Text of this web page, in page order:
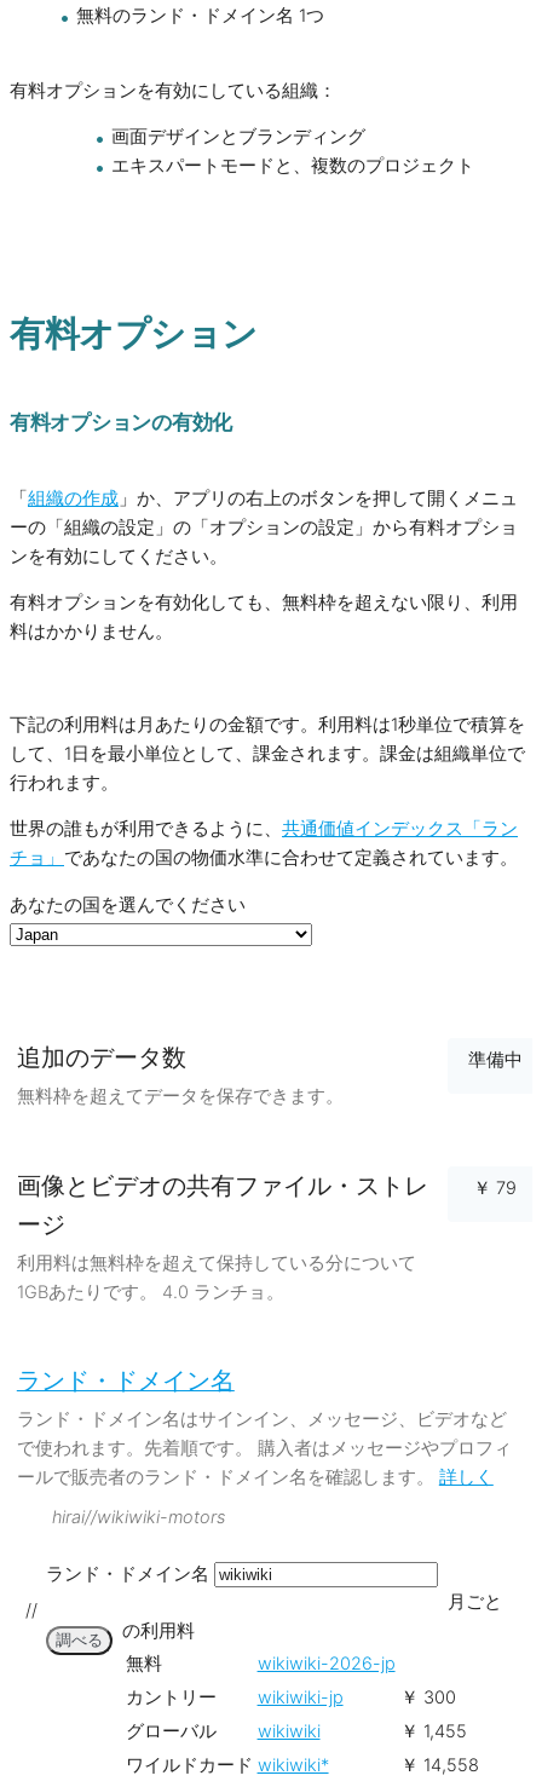
無料のランド・ドメイン名 1つ
有料オプションを有効にしている組織：
画面デザインとブランディング
エキスパートモードと、複数のプロジェクト
有料オプション
有料オプションの有効化
「組織の作成 」か、アプリの右上のボタンを押して開くメニュ
ーの「組織の設定」の「オプションの設定」から有料オプショ
ンを有効にしてください。
有料オプションを有効化しても、無料枠を超えない限り、利用
料はかかりません。
下記の利用料は月あたりの金額です。利用料は1秒単位で積算を
して、1日を最小単位として、課金されます。課金は組織単位で
行われます。
世界の誰もが利用できるように、 共通価値インデックス「ラン
チョ」 であなたの国の物価水準に合わせて定義されています。
あなたの国を選んでください
追加のデータ数
無料枠を超えてデータを保存できます。
準備中
画像とビデオの共有ファイル・ストレ
ージ
利用料は無料枠を超えて保持している分について
1GBあたりです。 4.0 ランチョ。
￥ 79
ランド・ドメイン名
ランド・ドメイン名はサインイン、メッセージ、ビデオなど
で使われます。先着順です。 購入者はメッセージやプロフィ
ールで販売者のランド・ドメイン名を確認します。
詳しく
hirai//wikiwiki-motors
//
ランド・ドメイン名
調べる
月ごと
の利用料
無料
wikiwiki-2026-jp
カントリー
wikiwiki-jp
￥ 300
グローバル
wikiwiki
￥ 1,455
ワイルドカード wikiwiki* ￥ 14,558